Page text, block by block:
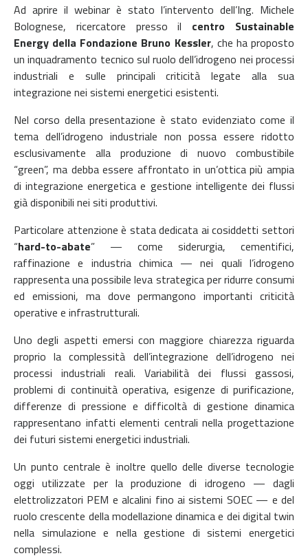
Ad aprire il webinar è stato l’intervento dell’Ing. Michele
Bolognese, ricercatore presso il centro Sustainable
Energy della Fondazione Bruno Kessler, che ha proposto
un inquadramento tecnico sul ruolo dell’idrogeno nei processi
industriali e sulle principali criticità legate alla sua
integrazione nei sistemi energetici esistenti.
Nel corso della presentazione è stato evidenziato come il
tema dell’idrogeno industriale non possa essere ridotto
esclusivamente alla produzione di nuovo combustibile
“green”, ma debba essere affrontato in un’ottica più ampia
di integrazione energetica e gestione intelligente dei flussi
già disponibili nei siti produttivi.
Particolare attenzione è stata dedicata ai cosiddetti settori
“hard-to-abate” — come siderurgia, cementifici,
raffinazione e industria chimica — nei quali l’idrogeno
rappresenta una possibile leva strategica per ridurre consumi
ed emissioni, ma dove permangono importanti criticità
operative e infrastrutturali.
Uno degli aspetti emersi con maggiore chiarezza riguarda
proprio la complessità dell’integrazione dell’idrogeno nei
processi industriali reali. Variabilità dei flussi gassosi,
problemi di continuità operativa, esigenze di purificazione,
differenze di pressione e difficoltà di gestione dinamica
rappresentano infatti elementi centrali nella progettazione
dei futuri sistemi energetici industriali.
Un punto centrale è inoltre quello delle diverse tecnologie
oggi utilizzate per la produzione di idrogeno — dagli
elettrolizzatori PEM e alcalini fino ai sistemi SOEC — e del
ruolo crescente della modellazione dinamica e dei digital twin
nella simulazione e nella gestione di sistemi energetici
complessi.